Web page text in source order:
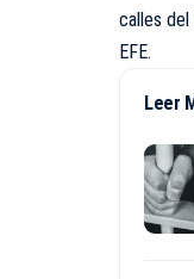
calles
EFE.
Leer